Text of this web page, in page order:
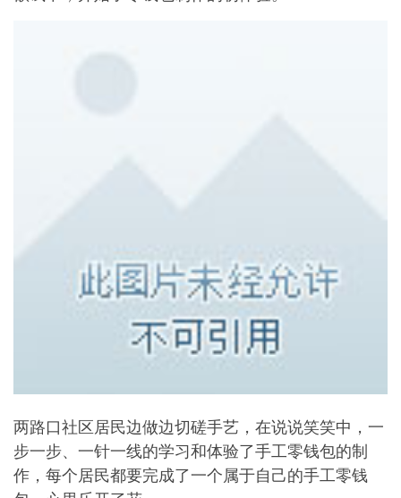
两路口社区居民边做边切磋手艺，在说说笑笑中，一
步一步、一针一线的学习和体验了手工零钱包的制
作，每个居民都要完成了一个属于自己的手工零钱